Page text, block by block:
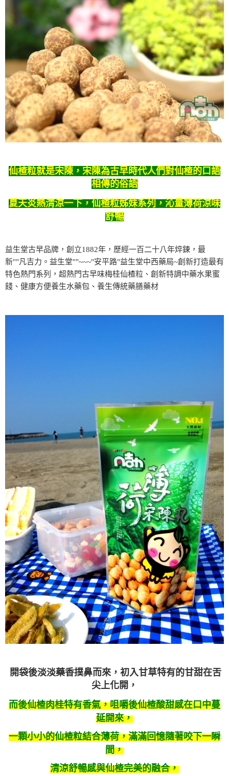
仙楂粒就是宋陳，宋陳為古早時代人們對仙楂的口語
相傳的俗語
夏天炎熱清涼一下，仙楂粒姊妹系列，沁量薄荷涼味
舒暢
益生堂古早品牌，創立1882年，歷經一百二十八年焠鍊，最
新""凡吉力。益生堂""~~~"安平路"益生堂中西藥局~創新打造最有
特色熱門系列，超熱門古早味梅桂仙楂粒、創新特調中藥水果蜜
餞、健康方便養生水藥包、養生傳統藥膳藥材
開袋後淡淡藥香撲鼻而來，初入甘草特有的甘甜在舌
尖上化開，
而後仙楂肉桂特有香氣，咀嚼後仙楂酸甜感在口中蔓
延開來，
一顆小小的仙楂粒結合薄荷，滿滿回憶隨著咬下一瞬
間，
清涼舒暢感與仙楂完美的融合，